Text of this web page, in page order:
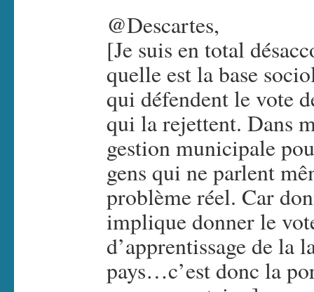
@Descartes,
[Je suis en total
quelle est la base
qui défendent le vote
qui la rejettent. Dans
gestion municipale
gens qui ne parlent
problème réel. Car
implique donner le
d’apprentissage de la
pays…c’est donc la